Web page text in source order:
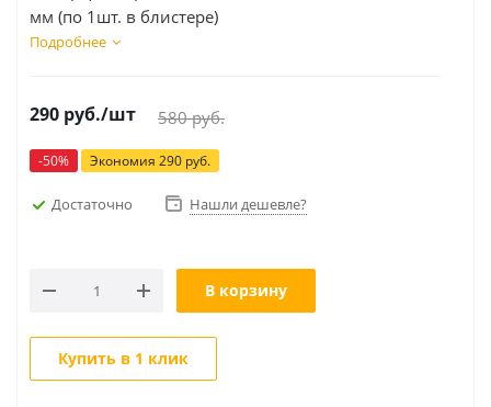
мм (по 1шт. в блистере)
Подробнее
290 руб./шт 580руб.
-50% Экономия 290 руб.
Достаточно Нашли дешевле?
В корзину
Купить в 1 клик